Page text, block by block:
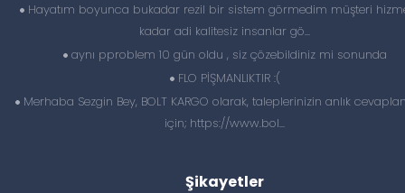
Hayatım boyunca bukadar rezil bir sistem görmedim müşteri
kadar adi kalitesiz insanlar gö...
aynı pproblem 10 gün oldu , siz çözebildiniz mi sonunda
FLO PİŞMANLIKTIR :(
Merhaba Sezgin Bey, BOLT KARGO olarak, taleplerinizin anlık
için; https://www.bol...
Şikayetler